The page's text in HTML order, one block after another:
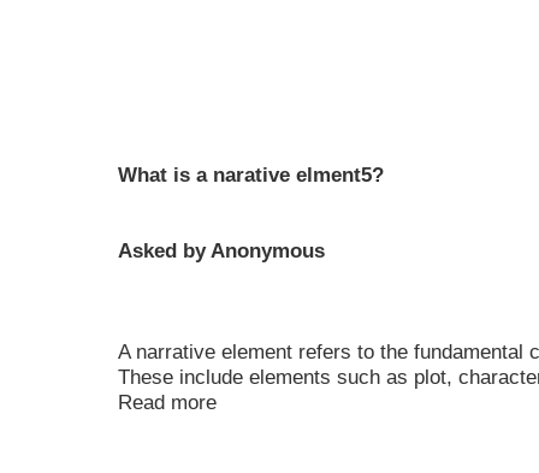
What is a narative elment5?
Asked by Anonymous
A narrative element refers to the fundamental
These include elements such as plot,
Read more